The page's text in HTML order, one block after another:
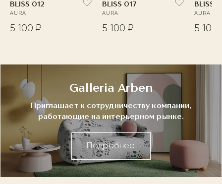
BLISS 012
AURA
5 100 ₽
BLISS 017
AURA
5 100 ₽
BLISS
AURA
5 100
Galleria Arben
Приглашает к сотрудничеству компании,
работающие на интерьерном рынке.
Подробнее